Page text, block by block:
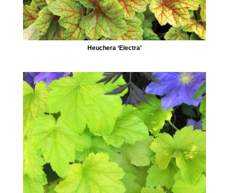
Heuchera ‘Electra’